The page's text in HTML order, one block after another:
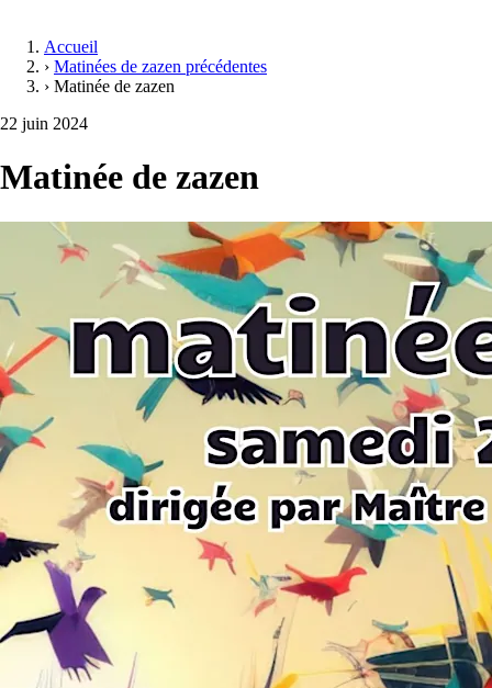
Accueil
› Matinées de zazen précédentes
› Matinée de zazen
22 juin 2024
Matinée de zazen